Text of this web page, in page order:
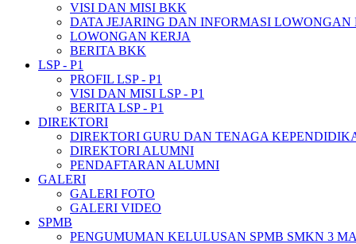
VISI DAN MISI BKK
DATA JEJARING DAN INFORMASI LOWONGAN
LOWONGAN KERJA
BERITA BKK
LSP - P1
PROFIL LSP - P1
VISI DAN MISI LSP - P1
BERITA LSP - P1
DIREKTORI
DIREKTORI GURU DAN TENAGA
DIREKTORI ALUMNI
PENDAFTARAN ALUMNI
GALERI
GALERI FOTO
GALERI VIDEO
SPMB
PENGUMUMAN KELULUSAN SPMB SMKN 3